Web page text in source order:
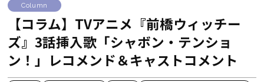
Column
【コラム】TVアニメ『前橋ウィッチー
ズ』3話挿入歌「シャボン・テンショ
ン！」レコメンド＆キャストコメント